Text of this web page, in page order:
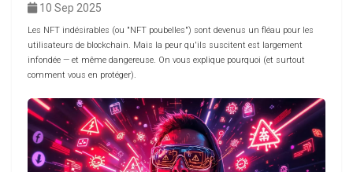
10 Sep 2025
Les NFT indésirables (ou "NFT poubelles") sont devenus un fléau pour les
utilisateurs de blockchain. Mais la peur qu'ils suscitent est largement
infondée — et même dangereuse. On vous explique pourquoi (et surtout
comment vous en protéger).